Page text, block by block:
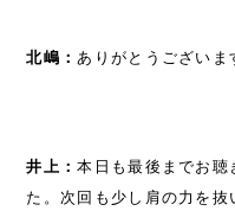
北嶋： ありがとうございま
井上：本日も最後までお聴
た。次回も少し肩の力を抜